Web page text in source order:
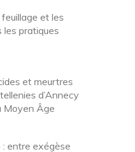
et les
les pratiques
et meurtres
d’Annecy
Moyen Âge
: entre exégèse